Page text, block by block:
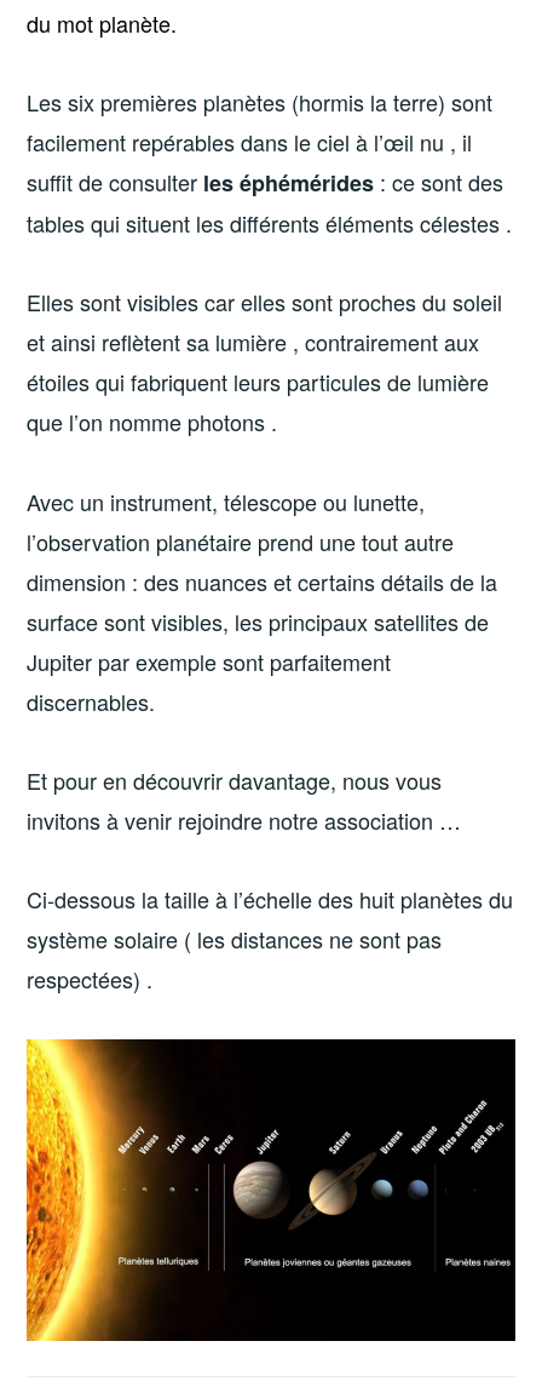
du mot planète.
Les six premières planètes (hormis la terre) sont
facilement repérables dans le ciel à l’œil nu , il
suffit de consulter les éphémérides : ce sont des
tables qui situent les différents éléments célestes .
Elles sont visibles car elles sont proches du soleil
et ainsi reflètent sa lumière , contrairement aux
étoiles qui fabriquent leurs particules de lumière
que l’on nomme photons .
Avec un instrument, télescope ou lunette,
l’observation planétaire prend une tout autre
dimension : des nuances et certains détails de la
surface sont visibles, les principaux satellites de
Jupiter par exemple sont parfaitement
discernables.
Et pour en découvrir davantage, nous vous
invitons à venir rejoindre notre association …
Ci-dessous la taille à l’échelle des huit planètes du
système solaire ( les distances ne sont pas
respectées) .